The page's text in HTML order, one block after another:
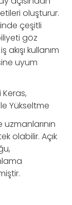
oluşturur.
çeşitli
göz
kullanım
uyum
Yükseltme
olabilir. Açık